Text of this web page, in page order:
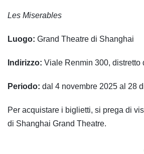
Les Miserables
Luogo: Grand Theatre di Shanghai
Indirizzo: Viale Renmin 300, distretto
Periodo: dal 4 novembre 2025 al 28
Per acquistare i biglietti, si prega di
di Shanghai Grand Theatre.